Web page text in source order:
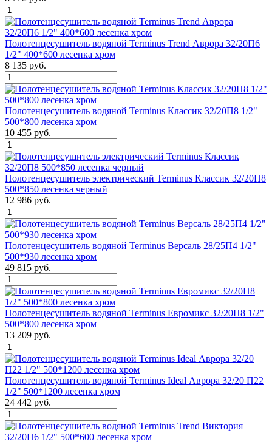
Полотенцесушитель водяной Terminus Trend Аврора 32/20П6
1/2" 400*600 лесенка хром
8 135 руб.
Полотенцесушитель водяной Terminus Классик 32/20П8 1/2"
500*800 лесенка хром
10 455 руб.
Полотенцесушитель электрический Terminus Классик 32/20П8
500*850 лесенка черный
12 986 руб.
Полотенцесушитель водяной Terminus Версаль 28/25П4 1/2"
500*930 лесенка хром
49 815 руб.
Полотенцесушитель водяной Terminus Евромикс 32/20П8 1/2"
500*800 лесенка хром
13 209 руб.
Полотенцесушитель водяной Terminus Ideal Аврора 32/20 П22
1/2" 500*1200 лесенка хром
24 442 руб.